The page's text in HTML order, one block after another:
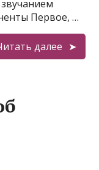
Первое, …
далее